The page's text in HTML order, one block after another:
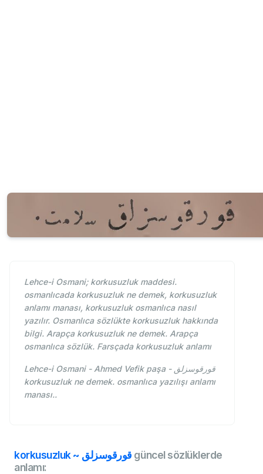
Lehce-i Osmani; korkusuzluk maddesi.
osmanlıcada korkusuzluk ne demek, korkusuzluk
anlamı manası, korkusuzluk osmanlıca nasıl
yazılır. Osmanlıca sözlükte korkusuzluk hakkında
bilgi. Arapça korkusuzluk ne demek. Arapça
osmanlıca sözlük. Farsçada korkusuzluk anlamı
Lehce-i Osmani - Ahmed Vefik paşa - قورقوسزلق
korkusuzluk ne demek. osmanlıca yazılışı anlamı
manası..
korkusuzluk ~ قورقوسزلق güncel sözlüklerde
anlamı: